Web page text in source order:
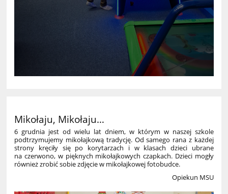
Mikołaju, Mikołaju…
6 grudnia jest od wielu lat dniem, w którym w naszej szkole
podtrzymujemy mikołajkową tradycję. Od samego rana z każdej
strony kręciły się po korytarzach i w klasach dzieci ubrane
na czerwono, w pięknych mikołajkowych czapkach. Dzieci mogły
również zrobić sobie zdjęcie w mikołajkowej fotobudce.
Opiekun MSU